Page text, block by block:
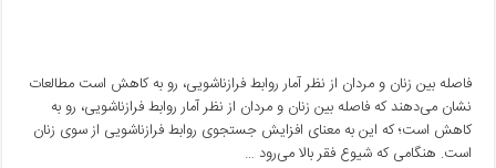
فاصله بین زنان و مردان از نظر آمار روابط فرازناشویی، رو به کاهش است مطالعات
نشان می‌دهند که فاصله بین زنان و مردان از نظر آمار روابط فرازناشویی، رو به
کاهش است؛ که این به معنای افزایش جستجوی روابط فرازناشویی از سوی زنان
است. هنگامی که شیوع فقر بالا می‌رود …